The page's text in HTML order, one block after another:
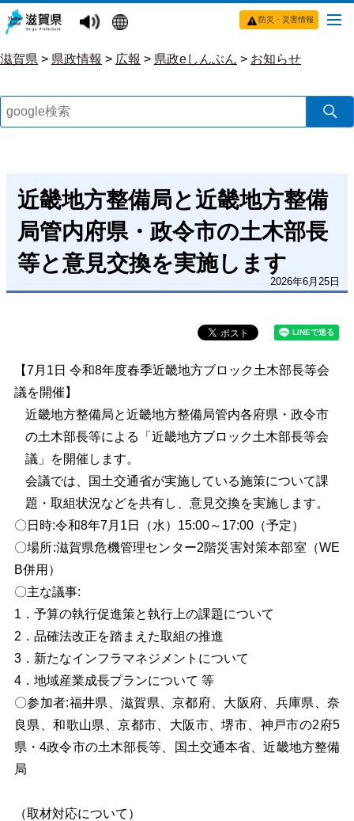
防災・災害情報
滋賀県 > 県政情報 > 広報 > 県政eしんぶん > お知らせ
近畿地方整備局と近畿地方整備
局管内府県・政令市の土木部長
等と意見交換を実施します
2026年6月25日
【7月1日 令和8年度春季近畿地方ブロック土木部長等会
議を開催】
近畿地方整備局と近畿地方整備局管内各府県・政令市
の土木部長等による「近畿地方ブロック土木部長等会
議」を開催します。
会議では、国土交通省が実施している施策について課
題・取組状況などを共有し、意見交換を実施します。
〇日時:令和8年7月1日（水）15:00～17:00（予定）
〇場所:滋賀県危機管理センター2階災害対策本部室（WE
B併用）
〇主な議事:
1．予算の執行促進策と執行上の課題について
2．品確法改正を踏まえた取組の推進
3．新たなインフラマネジメントについて
4．地域産業成長プランについて 等
〇参加者:福井県、滋賀県、京都府、大阪府、兵庫県、奈
良県、和歌山県、京都市、大阪市、堺市、神戸市の2府5
県・4政令市の土木部長等、
国土交通本省、近畿地方整備
局
（取材対応について）